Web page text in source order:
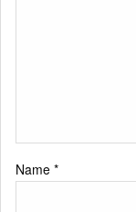
Name *